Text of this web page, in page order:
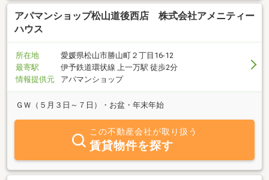
アパマンショップ松山道後西店 株式会社アメニティー
ハウス
所在地
愛媛県松山市勝山町２丁目16-12
最寄駅
伊予鉄道環状線 上一万駅 徒歩2分
情報提供元
アパマンショップ
ＧＷ（５月３日～７日）・お盆・年末年始
この不動産会社が取り扱う
賃貸物件を探す